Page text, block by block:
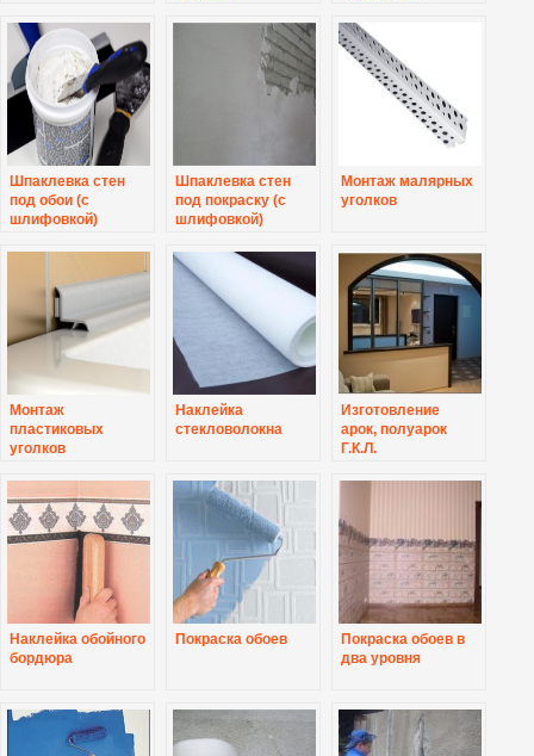
Шпаклевка стен
под обои (с
шлифовкой)
Шпаклевка стен
под покраску (с
шлифовкой)
Монтаж малярных
уголков
Монтаж
пластиковых
уголков
Наклейка
стекловолокна
Изготовление
арок, полуарок
Г.К.Л.
Наклейка обойного
бордюра
Покраска обоев
Покраска обоев в
два уровня